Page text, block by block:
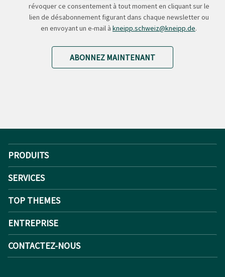
révoquer ce consentement à tout moment en cliquant sur le
lien de désabonnement figurant dans chaque newsletter ou
en envoyant un e-mail à kneipp.schweiz@kneipp.de.
ABONNEZ MAINTENANT
PRODUITS
SERVICES
TOP THEMES
ENTREPRISE
CONTACTEZ-NOUS